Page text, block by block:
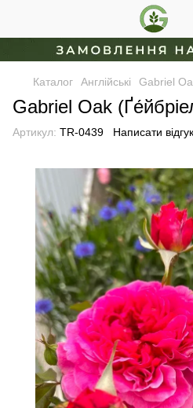
Каталог Англійські Gabriel
Gabriel Oak
Артикул: TR-0439 Написати відгук